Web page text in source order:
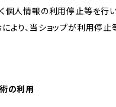
個人情報の利用停止等を行い
より、当ショップが利用停
の利用